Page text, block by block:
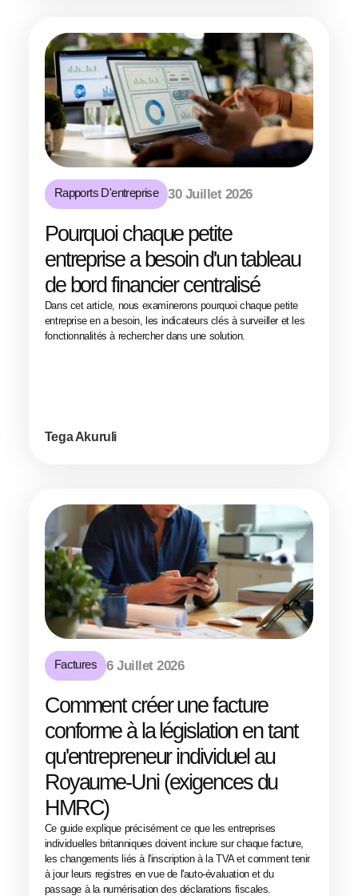
Rapports D'entreprise 30 Juillet 2026
Pourquoi chaque petite
entreprise a besoin d'un tableau
de bord financier centralisé
Dans cet article, nous examinerons pourquoi chaque petite
entreprise en a besoin, les indicateurs clés à surveiller et les
fonctionnalités à rechercher dans une solution.
Tega Akuruli
Factures 6 Juillet 2026
Comment créer une facture
conforme à la législation en tant
qu'entrepreneur individuel au
Royaume-Uni (exigences du
HMRC)
Ce guide explique précisément ce que les entreprises
individuelles britanniques doivent inclure sur chaque facture,
les changements liés à l'inscription à la TVA et comment tenir
à jour leurs registres en vue de l'auto-évaluation et du
passage à la numérisation des déclarations fiscales.